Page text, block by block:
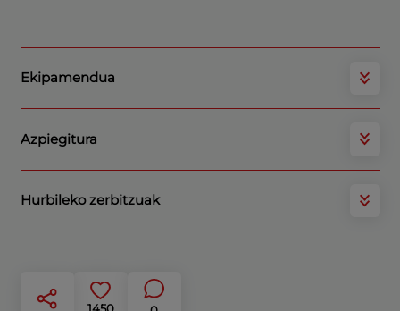
Ekipamendua
Azpiegitura
Hurbileko zerbitzuak